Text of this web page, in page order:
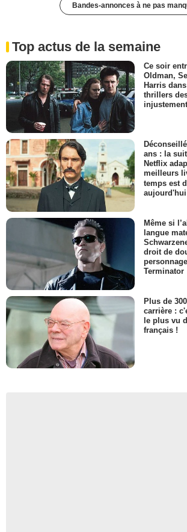
Bandes-annonces à ne pas
Top actus de la semaine
Ce soir
Oldman,
Harris
thrillers
ans : la
Netflix
meilleurs
temps est
aujourd'hui
Même si
langue
droit de
Terminator
Plus de
carrière :
le plus vu
français !